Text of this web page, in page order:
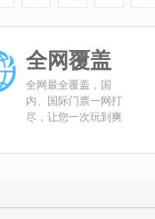
全网覆盖
全网最全覆盖，国
内、国际门票一网打
尽，让您一次玩到爽